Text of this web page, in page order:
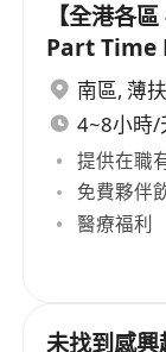
【全港各
Part Time
培訓)南區, 薄
4~8小時/
提供在職
免費夥伴
醫療福利
未找到感興